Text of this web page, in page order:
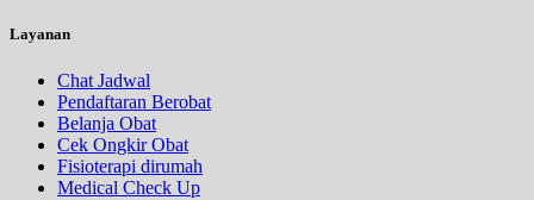
Layanan
Chat Jadwal
Pendaftaran Berobat
Belanja Obat
Cek Ongkir Obat
Fisioterapi dirumah
Medical Check Up